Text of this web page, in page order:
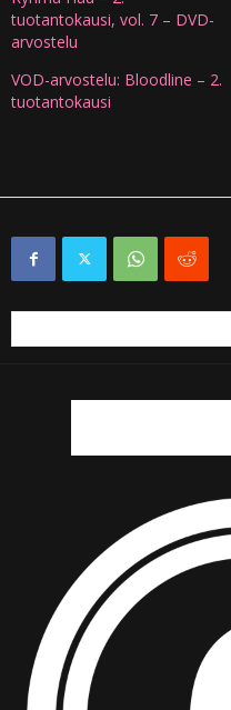
tuotantokausi, vol. 7 – DVD-
arvostelu
VOD-arvostelu: Bloodline – 2.
tuotantokausi